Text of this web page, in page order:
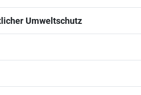
Umweltschutz